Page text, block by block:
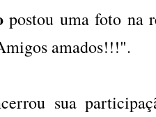
postou uma foto na
amados!!!".
sua